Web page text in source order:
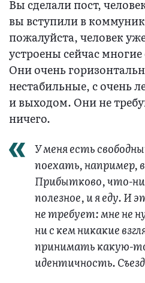
Вы сделали пост,
вы вступили в
пожалуйста, человек
устроены сейчас
Они очень
нестабильные, с очень
и выходом. Они не
ничего.
У меня есть
поехать, например,
Прибытково, что-
полезное, и я еду. И
не требует: мне не
ни с кем никакие
принимать какую-
идентичность.